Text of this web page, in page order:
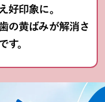
好印象に。
の黄ばみが解消さ
す。